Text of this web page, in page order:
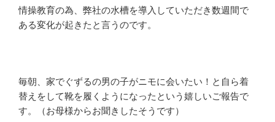
情操教育の為、弊社の水槽を導入していただき数週間で
ある変化が起きたと言うのです。
毎朝、家でぐずるの男の子がニモに会いたい！と自ら着
替えをして靴を履くようになったという嬉しいご報告で
す。（お母様からお聞きしたそうです）